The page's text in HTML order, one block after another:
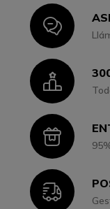
Icon
Icon
Icon
Icon